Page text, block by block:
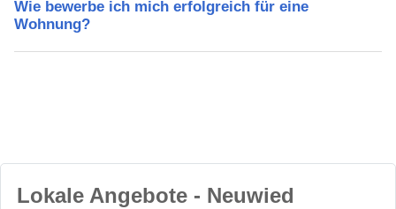
Wie bewerbe ich mich erfolgreich für eine
Wohnung?
Lokale Angebote - Neuwied